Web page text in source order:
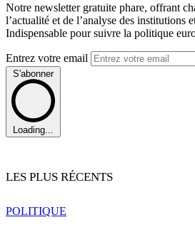
Notre newsletter gratuite phare, offrant
l’actualité et de l’analyse des institutions
Indispensable pour suivre la politique
Entrez votre email
S'abonner
Loading...
LES PLUS RÉCENTS
POLITIQUE